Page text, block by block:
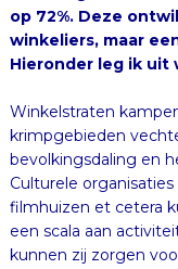
Hieronder leg ik uit
Winkelstraten
krimpgebieden
bevolkingsdaling en
Culturele
filmhuizen et cetera
een scala aan
kunnen zij zorgen